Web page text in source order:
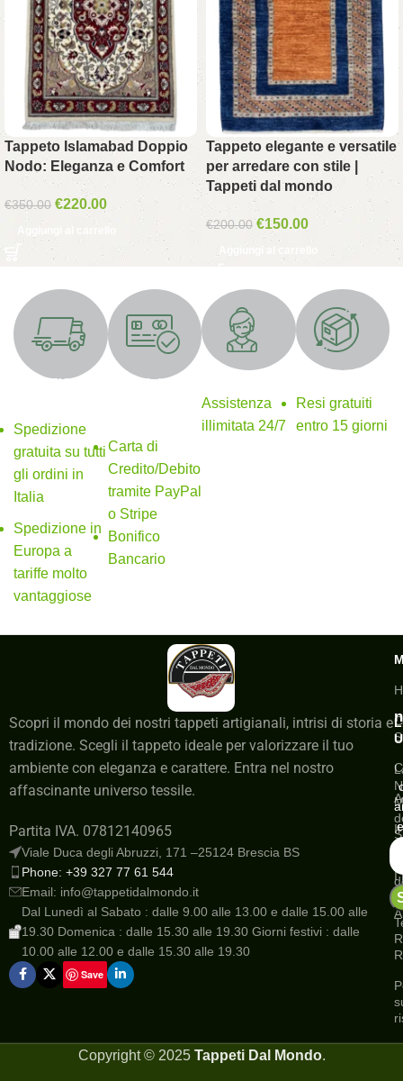
Tappeto Islamabad Doppio
Nodo: Eleganza e Comfort
€350.00 €220.00
Aggiungi al carrello
Tappeto elegante e versatile
per arredare con stile |
Tappeti dal mondo
€200.00 €150.00
Aggiungi al carrello
SPEDIZIONE
Spedizione
gratuita su tutti
gli ordini in
Italia
Spedizione in
Europa a
tariffe molto
vantaggiose
Metodi di
Carta di
Credito/Debito
tramite PayPal
o Stripe
Bonifico
Bancario
Supporto 24/7
Assistenza
illimitata 24/7
Resi gratuiti
Resi gratuiti
entro 15 giorni
Scopri il mondo dei nostri tappeti artigianali, intrisi di storia e
tradizione. Scegli il tappeto ideale per valorizzare il tuo
ambiente con eleganza e carattere. Entra nel nostro
affascinante universo tessile.
Partita IVA. 07812140965
Viale Duca degli Abruzzi, 171 –25124 Brescia BS
Phone: +39 327 77 61 544
Email: info@tappetidalmondo.it
Dal Lunedì al Sabato : dalle 9.00 alle 13.00 e dalle 15.00 alle
19.30 Domenica : dalle 15.30 alle 19.30 Giorni festivi : dalle
10.00 alle 12.00 e dalle 15.30 alle 19.30
Save
I
Copyright ©2025 Tappeti Dal Mondo.